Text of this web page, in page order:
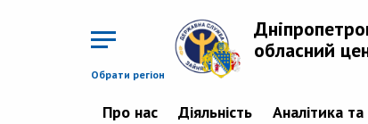
Обрати регіон
обласний
Про нас Діяльність Аналітика